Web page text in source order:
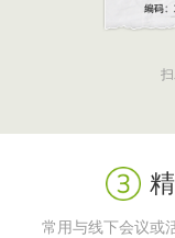
常用与线下会议或